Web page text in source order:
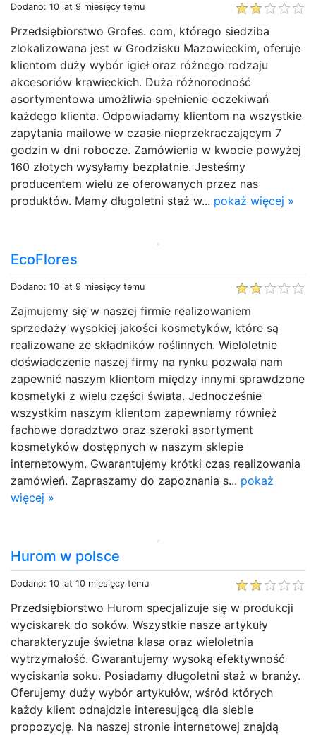
Dodano: 10 lat 9 miesięcy temu
Przedsiębiorstwo Grofes. com, którego siedziba
zlokalizowana jest w Grodzisku Mazowieckim, oferuje
klientom duży wybór igieł oraz różnego rodzaju
akcesoriów krawieckich. Duża różnorodność
asortymentowa umożliwia spełnienie oczekiwań
każdego klienta. Odpowiadamy klientom na wszystkie
zapytania mailowe w czasie nieprzekraczającym 7
godzin w dni robocze. Zamówienia w kwocie powyżej
160 złotych wysyłamy bezpłatnie. Jesteśmy
producentem wielu ze oferowanych przez nas
produktów. Mamy długoletni staż w... pokaż więcej »
EcoFlores
Dodano: 10 lat 9 miesięcy temu
Zajmujemy się w naszej firmie realizowaniem
sprzedaży wysokiej jakości kosmetyków, które są
realizowane ze składników roślinnych. Wieloletnie
doświadczenie naszej firmy na rynku pozwala nam
zapewnić naszym klientom między innymi sprawdzone
kosmetyki z wielu części świata. Jednocześnie
wszystkim naszym klientom zapewniamy również
fachowe doradztwo oraz szeroki asortyment
kosmetyków dostępnych w naszym sklepie
internetowym. Gwarantujemy krótki czas realizowania
zamówień. Zapraszamy do zapoznania s... pokaż
więcej »
Hurom w polsce
Dodano: 10 lat 10 miesięcy temu
Przedsiębiorstwo Hurom specjalizuje się w produkcji
wyciskarek do soków. Wszystkie nasze artykuły
charakteryzuje świetna klasa oraz wieloletnia
wytrzymałość. Gwarantujemy wysoką efektywność
wyciskania soku. Posiadamy długoletni staż w branży.
Oferujemy duży wybór artykułów, wśród których
każdy klient odnajdzie interesującą dla siebie
propozycję. Na naszej stronie internetowej znajdą